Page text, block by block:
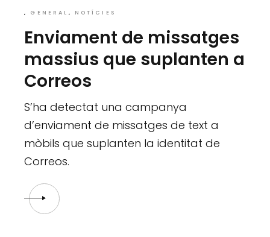
GENERAL NOTÍCIES
Enviament de missatges
massius que suplanten a
Correos
S’ha detectat una campanya
d’enviament de missatges de text a
mòbils que suplanten la identitat de
Correos.